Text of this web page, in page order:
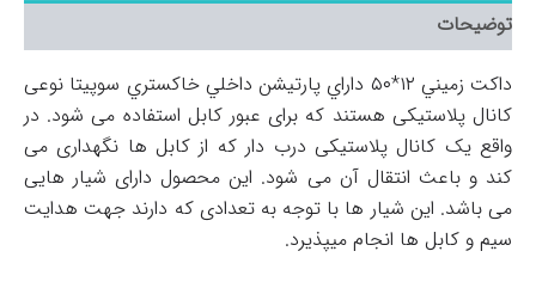
توضیحات
داکت زميني ۱۲*۵۰ داراي پارتيشن داخلي خاکستري سوپيتا نوعی
کانال پلاستیکی هستند که برای عبور کابل استفاده می شود. در
واقع یک کانال پلاستیکی درب دار که از کابل ها نگهداری می
کند و باعث انتقال آن می شود. این محصول دارای شیار هایی
می باشد. این شیار ها با توجه به تعدادی که دارند جهت هدایت
سیم و کابل ها انجام میپذیرد.